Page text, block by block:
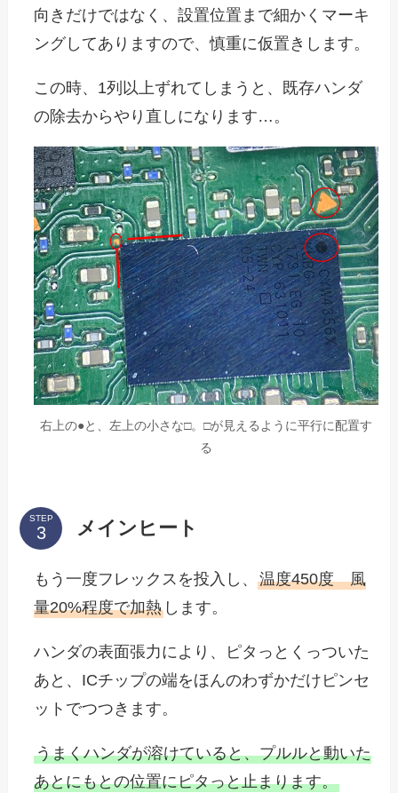
向きだけではなく、設置位置まで細かくマーキ
ングしてありますので、慎重に仮置きします。
この時、1列以上ずれてしまうと、既存ハンダ
の除去からやり直しになります…。
右上の●と、左上の小さな□。□が見えるように平行に配置す
る
STEP メインヒート
もう一度フレックスを投入し、温度450度 風
量20%程度で加熱 します。
ハンダの表面張力により、ピタっとくっついた
あと、ICチップの端をほんのわずかだけピンセ
ットでつつきます。
うまくハンダが溶けていると、プルルと動いた
あとにもとの位置にピタっと止まります。